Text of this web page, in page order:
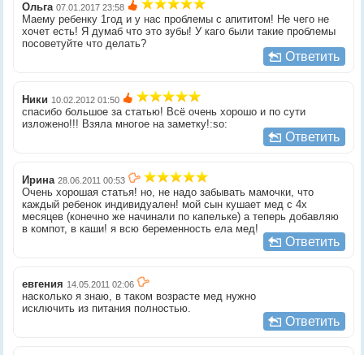
Ольга 07.01.2017 23:58
Маему ребенку 1год и у нас проблемы с апититом! Не чего не
хочет есть! Я думаб что это зубы! У каго были такие проблемы
посоветуйте что делать?
Ответить
Ники 10.02.2012 01:50
спасибо большое за статью! Всё очень хорошо и по сути
изложено!!! Взяла многое на заметку!:so:
Ответить
Ирина 28.06.2011 00:53
Очень хорошая статья! но, не надо забывать мамочки, что
каждый ребенок индивидуален! мой сын кушает мед с 4х
месяцев (конечно же начинали по капельке) а теперь добавляю
в компот, в каши! я всю беременность ела мед!
Ответить
евгения 14.05.2011 02:06
насколько я знаю, в таком возрасте мед нужно
исключить из питания полностью.
Ответить